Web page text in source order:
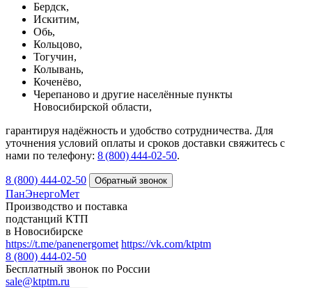
Бердск,
Искитим,
Обь,
Кольцово,
Тогучин,
Колывань,
Коченёво,
Черепаново и другие населённые пункты
Новосибирской области,
гарантируя надёжность и удобство сотрудничества. Для
уточнения условий оплаты и сроков доставки свяжитесь с
нами по телефону: 8 (800) 444‑02‑50.
8 (800) 444-02-50
ПанЭнергоМет
Производство и поставка
подстанций КТП
в Новосибирске
https://t.me/panenergomet https://vk.com/ktptm
8 (800) 444-02-50
Бесплатный звонок по России
sale@ktptm.ru